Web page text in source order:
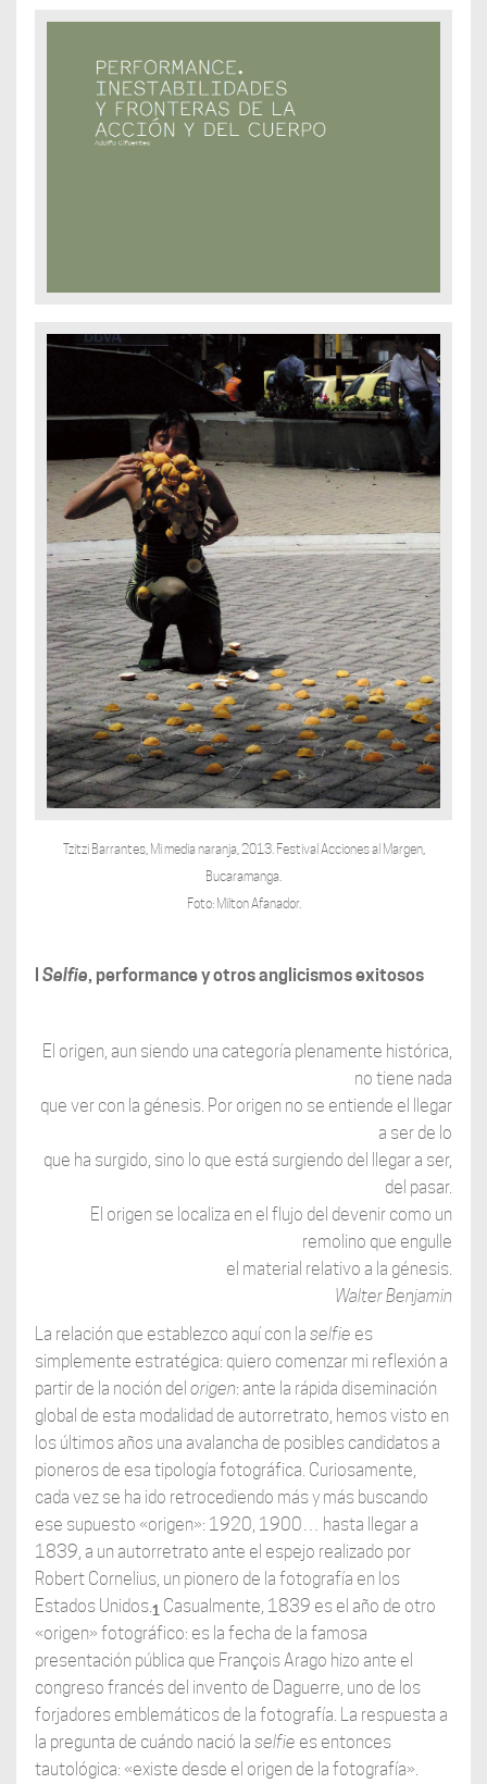
Tzitzi Barrantes, Mi media naranja, 2013. Festival Acciones al Margen,
Bucaramanga.
Foto: Milton Afanador.
l Selfie, performance y otros anglicismos exitosos
El origen, aun siendo una categoría plenamente histórica,
no tiene nada
que ver con la génesis. Por origen no se entiende el llegar
a ser de lo
que ha surgido, sino lo que está surgiendo del llegar a ser,
del pasar.
El origen se localiza en el flujo del devenir como un
remolino que engulle
el material relativo a la génesis.
Walter Benjamin
La relación que establezco aquí con la selfie es
simplemente estratégica: quiero comenzar mi reflexión a
partir de la noción del origen: ante la rápida diseminación
global de esta modalidad de autorretrato, hemos visto en
los últimos años una avalancha de posibles candidatos a
pioneros de esa tipología fotográfica. Curiosamente,
cada vez se ha ido retrocediendo más y más buscando
ese supuesto «origen»: 1920, 1900… hasta llegar a
1839, a un autorretrato ante el espejo realizado por
Robert Cornelius, un pionero de la fotografía en los
Estados Unidos. 1 Casualmente, 1839 es el año de otro
«origen» fotográfico: es la fecha de la famosa
presentación pública que François Arago hizo ante el
congreso francés del invento de Daguerre, uno de los
forjadores emblemáticos de la fotografía. La respuesta a
la pregunta de cuándo nació la selfie es entonces
tautológica: «existe desde el origen de la fotografía».